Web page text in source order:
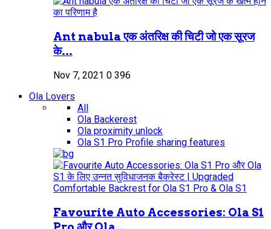
Ant nabula एक अंतरिक्ष की चिटी जो एक सूरज
के...
Nov 7, 2021 0 396
Ola Lovers
All
Ola Backerest
Ola proximity unlock
Ola S1 Pro Profile sharing features
Favourite Auto Accessories: Ola S1